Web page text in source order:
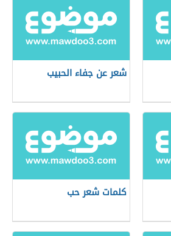
شعر عن جفاء الحبيب
كلمات شعر حب